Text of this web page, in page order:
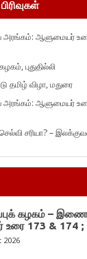
பிரிவுகள்
அரங்கம்: ஆளுமையர்
புதுதில்லி
தமிழ் விழா, மதுரை
அரங்கம்: ஆளுமையர்
சரியா? –
கழகம் –
173 & 174 ;
2026